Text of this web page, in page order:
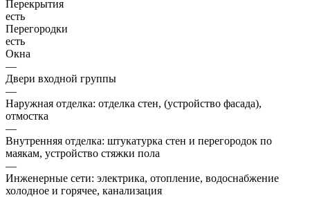
Перекрытия
есть
Перегородки
есть
Окна
—
Двери входной группы
—
Наружная отделка: отделка стен, (устройство фасада),
отмостка
—
Внутренняя отделка: штукатурка стен и перегородок по
маякам, устройство стяжки пола
—
Инженерные сети: электрика, отопление, водоснабжение
холодное и горячее, канализация